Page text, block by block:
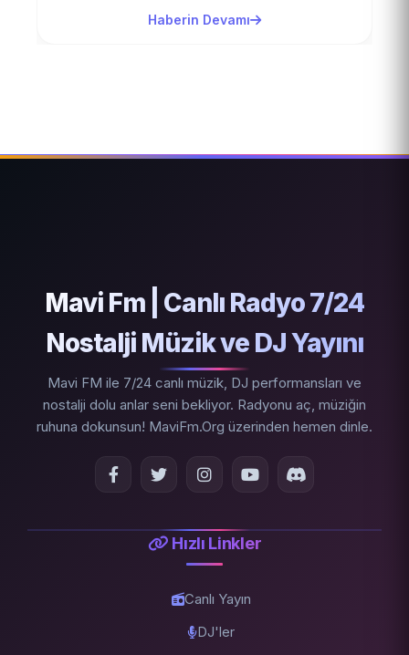
Haberin Devamı
Mavi Fm | Canlı Radyo 7/24
Nostalji Müzik ve DJ Yayını
Mavi FM ile 7/24 canlı müzik, DJ performansları ve
nostalji dolu anlar seni bekliyor. Radyonu aç, müziğin
ruhuna dokunsun! MaviFm.Org üzerinden hemen dinle.
Hızlı Linkler
Canlı Yayın
DJ'ler